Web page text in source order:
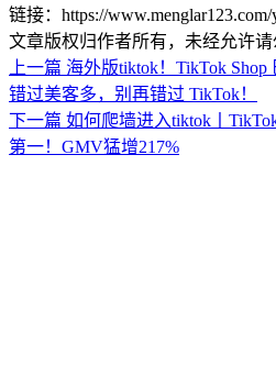
链接：https://www.menglar123.com/
文章版权归作者所有，未经允许请
上一篇 海外版tiktok！TikTok Shop
错过美客多，别再错过 TikTok！
下一篇 如何爬墙进入tiktok丨
第一！GMV猛增217%